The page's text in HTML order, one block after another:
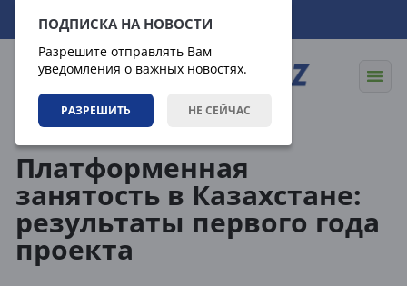
ПОДПИСКА НА НОВОСТИ
Разрешите отправлять Вам
уведомления о важных новостях.
РАЗРЕШИТЬ НЕ СЕЙЧАС
10.08.2026 14:16:27
Платформенная
занятость в Казахстане:
результаты первого года
проекта